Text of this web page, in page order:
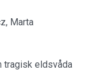
Marta
tragisk eldsvåda